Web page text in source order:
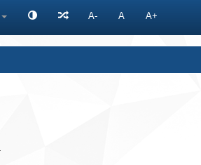
A- A A+